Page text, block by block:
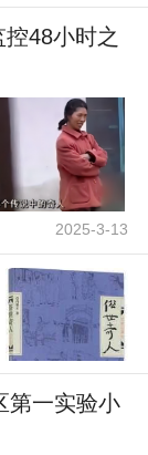
48小时之
2025-3-13
第一实验小